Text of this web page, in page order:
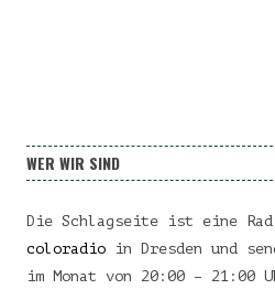
WER WIR SIND
Die Schlagseite ist eine
coloradio in Dresden und
im Monat von 20:00 – 21:00